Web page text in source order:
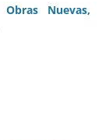
Obras Nuevas,